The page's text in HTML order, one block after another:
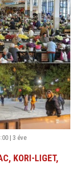
| 3 éve
KORI-LIGET,